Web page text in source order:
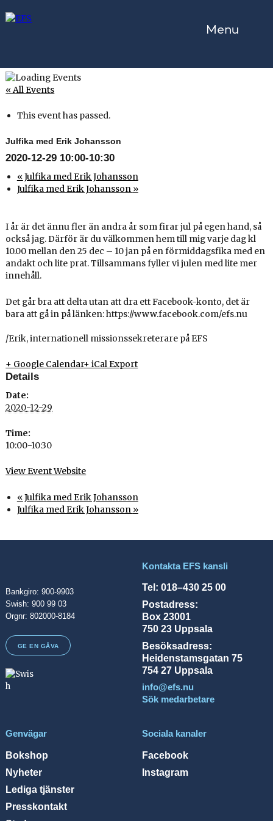
Menu
« All Events
This event has passed.
Julfika med Erik Johansson
2020-12-29 10:00-10:30
«Julfika med Erik Johansson
Julfika med Erik Johansson »
I år är det ännu fler än andra år som firar jul på egen hand, så
också jag. Därför är du välkommen hem till mig varje dag kl
10.00 mellan den 25 dec – 10 jan på en förmiddagsfika med en
andakt och lite prat. Tillsammans fyller vi julen med lite mer
innehåll.
Det går bra att delta utan att dra ett Facebook-konto, det är
bara att gå in på länken: https://www.facebook.com/efs.nu⁠
/Erik, internationell missionssekreterare på EFS⁠
+ Google Calendar+ iCal Export
Details
Date:
2020-12-29
Time:
10:00-10:30
View Event Website
«Julfika med Erik Johansson
Julfika med Erik Johansson »
Bankgiro: 900-9903
Swish: 900 99 03
Orgnr: 802000-8184
GE EN GÅVA
Kontakta EFS kansli
Tel: 018–430 25 00
Postadress:
Box 23001
750 23 Uppsala
Besöksadress:
Heidenstamsgatan 75
754 27 Uppsala
info@efs.nu
Sök medarbetare
Genvägar
Bokshop
Nyheter
Lediga tjänster
Presskontakt
Sociala kanaler
Facebook
Instagram